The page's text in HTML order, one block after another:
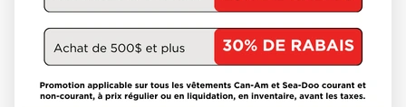
HONDA 2026
RUBICON 520 DCT IRS EPS
TRX520FA6CT
INS00063